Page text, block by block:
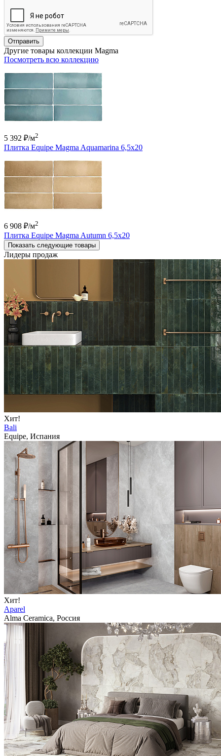
Отправить
Другие товары коллекции Magma
Посмотреть всю коллекцию
5 392 ₽/м2
Плитка Equipe Magma Aquamarina 6,5x20
6 908 ₽/м2
Плитка Equipe Magma Autumn 6,5x20
Показать следующие товары
Лидеры продаж
Хит!
Bali
Equipe, Испания
Хит!
Aparel
Alma Ceramica, Россия